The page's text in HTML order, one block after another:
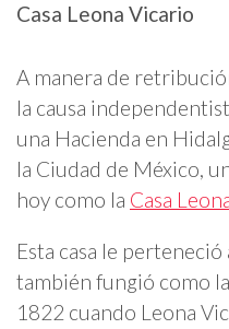
Casa Leona Vicario
A manera de
la causa
una Hacienda en
la Ciudad de México,
hoy como la Casa
Esta casa le
también fungió como
1822 cuando Leona